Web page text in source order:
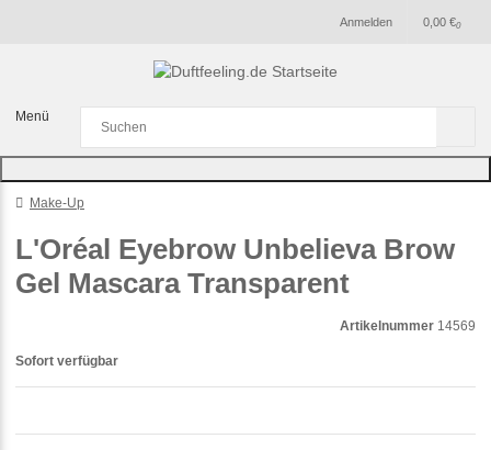
Anmelden 0
0,00 €
Menü
Make-Up
L'Oréal Eyebrow Unbelieva Brow
Gel Mascara Transparent
Artikelnummer 14569
Sofort verfügbar